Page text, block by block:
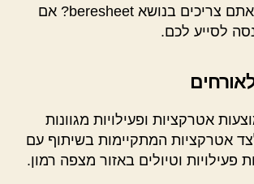
האינפורמציה שאתם צריכים בנושא beresheet? אם
לסייע לכם.
אטרקציות ופעילויות מגוונות
אטרקציות המתקיימות בשיתוף עם
פעילויות וטיולים באזור מצפה רמון.